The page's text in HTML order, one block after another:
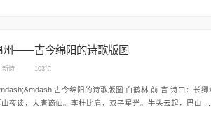
州——古今绵阳的诗歌版图
新诗 103℃
古今绵阳的诗歌版图 白鹤林 前 言 诗曰：长卿幽幽，文曲昌兴。子云巍
夜读，大唐谪仙。李杜比肩，双子星光。牛头云起，巴山......